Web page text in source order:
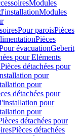
Modules
Modules
Pour paroisPièces
Pièces
évacuationGeberit
pour Eléments
Pièces détachées pour
pour
pour
détachées pour
pour
pour
détachées pour
Pièces détachées